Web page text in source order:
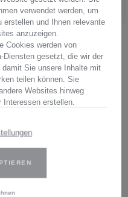
der Kollektion
durch ihren
verwendet werden, um
und Ihnen relevante
anzuzeigen.
Cookies werden von
Diensten gesetzt, die wir der
Sie unsere Inhalte mit
teilen können. Sie
Websites hinweg
erstellen.
Sie die Cookie-
gesammelten Daten
Ihre Einwilligung jederzeit